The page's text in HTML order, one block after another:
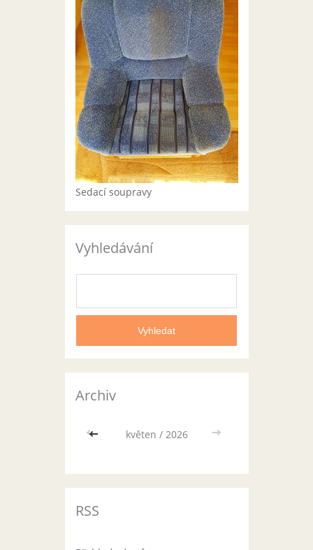
Sedací soupravy
Vyhledávání
Archiv
<< květen / 2026 >>
RSS